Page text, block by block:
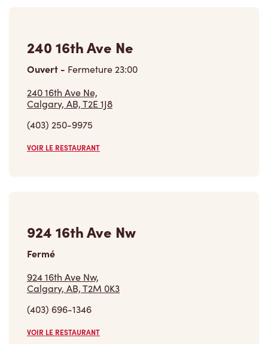
Ouvert-Fermeture 23:00
240 16th Ave Ne,
Calgary, AB, T2E 1J8
(403) 250-9975
VOIR LE RESTAURANT
Fermé
924 16th Ave Nw,
Calgary, AB, T2M 0K3
(403) 696-1346
VOIR LE RESTAURANT